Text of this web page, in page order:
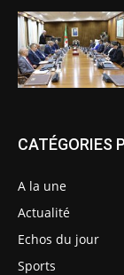
CATÉGORIES
A la une
Actualité
Echos du jour
Sports